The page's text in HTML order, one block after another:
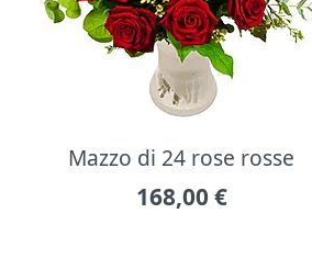
Mazzo di 24 rose rosse
168,00 €